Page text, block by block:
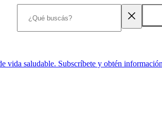
vida saludable. Subscríbete y obtén